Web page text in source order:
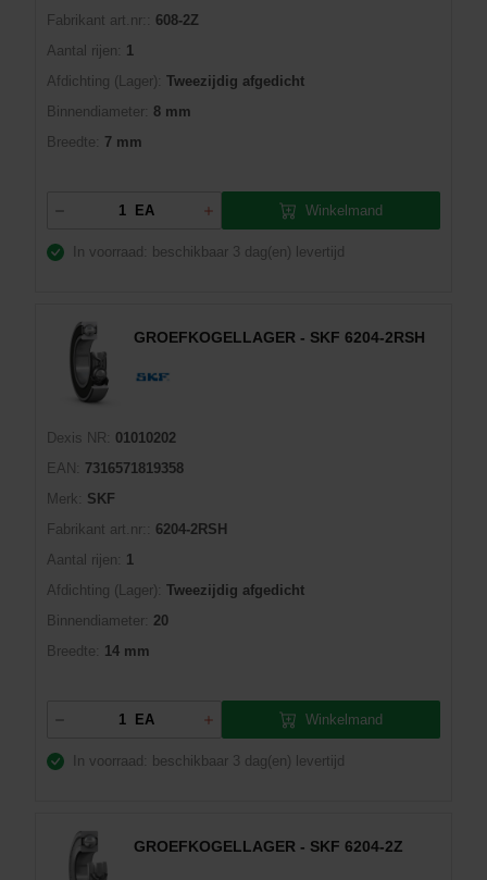
Fabrikant art.nr::
608-2Z
Aantal rijen:
1
Afdichting (Lager): Tweezijdig afgedicht
Binnendiameter: 8 mm
Breedte:
7 mm
EA Winkelmand
In voorraad: beschikbaar 3 dag(en) levertijd
GROEFKOGELLAGER - SKF 6204-2RSH
Dexis NR:
01010202
EAN:
7316571819358
Merk:
SKF
Fabrikant art.nr::
6204-2RSH
Aantal rijen:
1
Afdichting (Lager): Tweezijdig afgedicht
Binnendiameter: 20
Breedte:
14 mm
EA Winkelmand
In voorraad: beschikbaar 3 dag(en) levertijd
GROEFKOGELLAGER - SKF 6204-2Z